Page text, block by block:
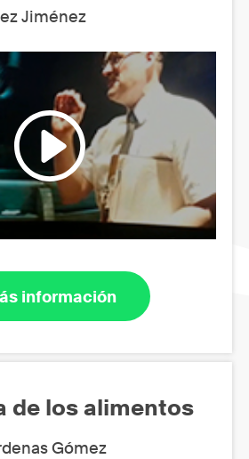
Jiménez
información
de los alimentos
Gómez